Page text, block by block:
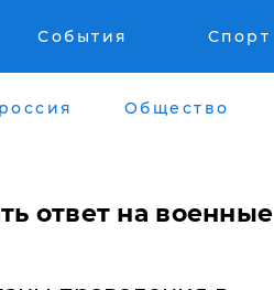
События Спорт
россия Общество
ответ на военные